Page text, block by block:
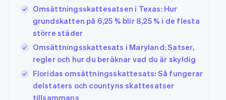
Omsättningsskattesatsen i Texas: Hur
grundskatten på 6,25 % blir 8,25 % i de flesta
större städer
Omsättningsskattesats i Maryland: Satser,
regler och hur du beräknar vad du är skyldig
Floridas omsättningsskattesats: Så fungerar
delstaters och countyns skattesatser
tillsammans
English
Irland
English
Italien
ItalianoEnglish
Japan
日本語
Kanada
EnglishFrançais
Kroatien